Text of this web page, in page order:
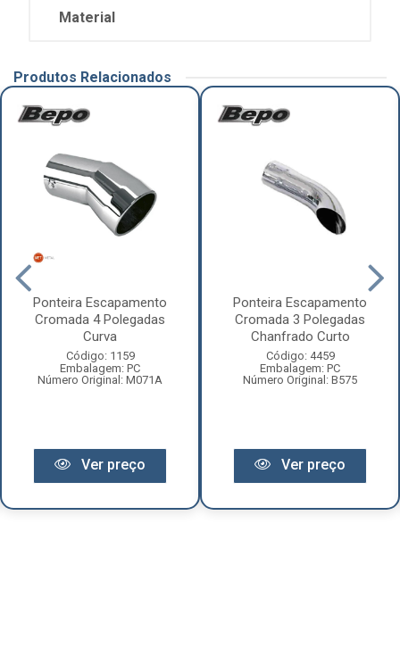
Material
Produtos Relacionados
Ponteira Escapamento
Cromada 4 Polegadas
Curva
Código: 1159
Embalagem: PC
Número Original: M071A
Ver preço
Ponteira Escapamento
Cromada 3 Polegadas
Chanfrado Curto
Código: 4459
Embalagem: PC
Número Original: B575
Ver preço